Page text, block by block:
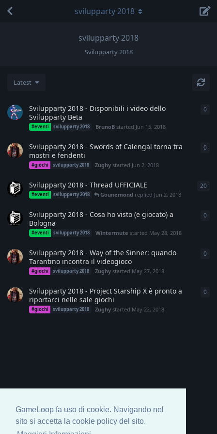
GameLoop fa uso di cookie. Navigando nel
sito si accetta la cookie policy del sito.
svilupparty 2018
Svilupparty 2018
svilupparty 2018
Latest
Svilupparty 2018 - Disponibili i video dello
Svilupparty Beta
#eventi svilupparty 2018 BrunoBstarted Jun 15, 2018
0
Svilupparty 2018 - Swords of Calengal torna tra
mostri e fendenti
#giochi svilupparty 2018 Zughystarted Jun 2, 2018
0
Svilupparty 2018 - Thread UFFICIALE
#eventi svilupparty 2018 Gounemond replied Jun 2, 2018
20
Svilupparty 2018 - Cosa ho visto (e giocato) a
Bologna
#eventi svilupparty 2018 Wintermute started May 28, 2018
0
Svilupparty 2018 - Way of the Sinner: quando
Tarantino incontra il videogioco
#giochi svilupparty 2018 Zughystarted May 27, 2018
0
Svilupparty 2018 - Project Starship X è pronto a
riportarci nelle sale giochi
#giochi svilupparty 2018 Zughystarted May 22, 2018
0